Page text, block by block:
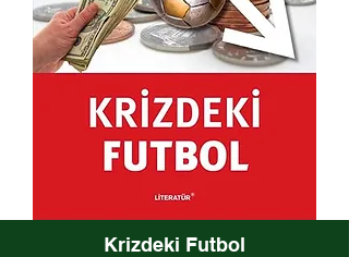
Krizdeki Futbol